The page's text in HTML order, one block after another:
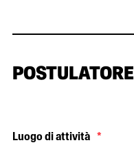
POSTULATORE
Luogo di attività *